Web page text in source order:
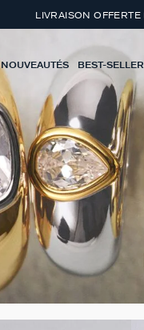
LIVRAISON
NOUVEAUTÉS BEST-